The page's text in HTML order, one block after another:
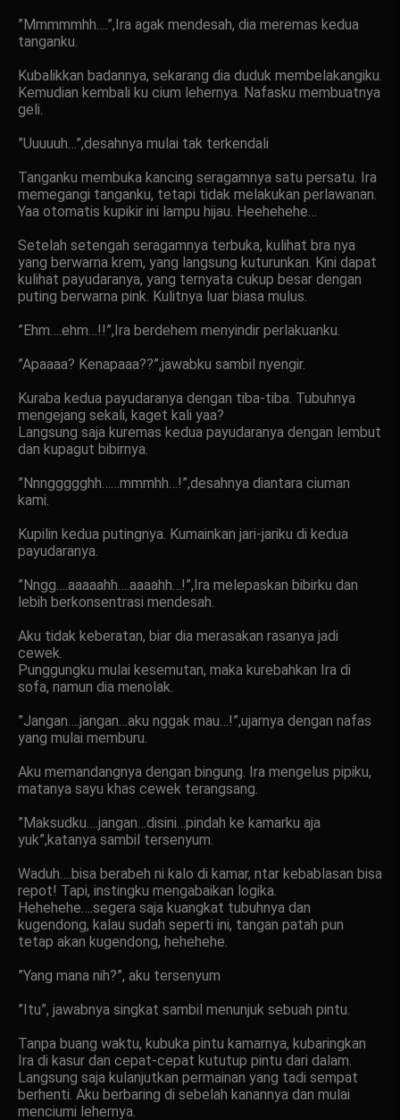
”Mmmmmhh….”,Ira agak mendesah, dia meremas kedua
tanganku.
Kubalikkan badannya, sekarang dia duduk membelakangiku.
Kemudian kembali ku cium lehernya. Nafasku membuatnya
geli.
”Uuuuuh…”,desahnya mulai tak terkendali
Tanganku membuka kancing seragamnya satu persatu. Ira
memegangi tanganku, tetapi tidak melakukan perlawanan.
Yaa otomatis kupikir ini lampu hijau. Heehehehe…
Setelah setengah seragamnya terbuka, kulihat bra nya
yang berwarna krem, yang langsung kuturunkan. Kini dapat
kulihat payudaranya, yang ternyata cukup besar dengan
puting berwarna pink. Kulitnya luar biasa mulus.
”Ehm….ehm…!!”,Ira berdehem menyindir perlakuanku.
”Apaaaa? Kenapaaa??”,jawabku sambil nyengir.
Kuraba kedua payudaranya dengan tiba-tiba. Tubuhnya
mengejang sekali, kaget kali yaa?
Langsung saja kuremas kedua payudaranya dengan lembut
dan kupagut bibirnya.
”Nnnggggghh……mmmhh…!”,desahnya diantara ciuman
kami.
Kupilin kedua putingnya. Kumainkan jari-jariku di kedua
payudaranya.
”Nngg….aaaaahh….aaaahh…!”,Ira melepaskan bibirku dan
lebih berkonsentrasi mendesah.
Aku tidak keberatan, biar dia merasakan rasanya jadi
cewek.
Punggungku mulai kesemutan, maka kurebahkan Ira di
sofa, namun dia menolak.
”Jangan….jangan…aku nggak mau…!”,ujarnya dengan nafas
yang mulai memburu.
Aku memandangnya dengan bingung. Ira mengelus pipiku,
matanya sayu khas cewek terangsang.
”Maksudku….jangan…disini…pindah ke kamarku aja
yuk”,katanya sambil tersenyum.
Waduh….bisa berabeh ni kalo di kamar, ntar kebablasan bisa
repot! Tapi, instingku mengabaikan logika.
Hehehehe….segera saja kuangkat tubuhnya dan
kugendong, kalau sudah seperti ini, tangan patah pun
tetap akan kugendong, hehehehe.
”Yang mana nih?”, aku tersenyum
”Itu”, jawabnya singkat sambil menunjuk sebuah pintu.
Tanpa buang waktu, kubuka pintu kamarnya, kubaringkan
Ira di kasur dan cepat-cepat kututup pintu dari dalam.
Langsung saja kulanjutkan permainan yang tadi sempat
berhenti. Aku berbaring di sebelah kanannya dan mulai
menciumi lehernya.